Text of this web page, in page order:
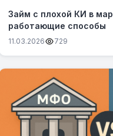
Займ с плохой КИ в
работающие способы
11.03.2026 729